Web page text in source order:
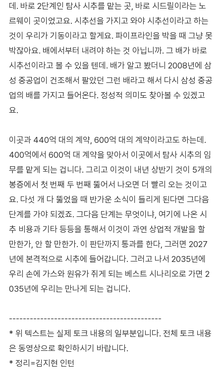
데. 바로 2단계인 탐사 시추를 맡는 곳, 바로 시드릴이라는 노
르웨이 곳이었고요. 시추선을 가지고 와야 시추선이라고 하는
것이 우리가 기동이라고 할게요. 파이프라인을 박을 때 그냥 못
박잖아요. 배에서부터 내려야 하는 것 아닙니까. 그 배가 바로
시추선이라고 볼 수 있을 텐데. 배가 알고 봤더니 2008년에 삼
성 중공업이 건조해서 팔았던 그런 배라고 해서 다시 삼성 중공
업의 배를 가지고 들어온다. 정성적 의미도 찾아볼 수 있겠고
요.
이곳과 440억 대의 계약, 600억 대의 계약이라고도 하는데.
400억에서 600억 대 계약을 맞아서 이곳에서 탐사 시추의 임
무를 맡게 되는 겁니다. 그리고 이것이 내년 상반기 것이 5개의
봉증에서 첫 번째 두 번째 뚫어서 나오면 더 빨리 오는 것이고
요. 다섯 개 다 뚫었을 때 반가운 소식이 들리게 된다면 그다음
단계를 가야 되겠죠. 그다음 단계는 무엇이냐, 여기에 나온 시
추 비용과 기타 등등을 통해서 이것이 과연 상업적 개발을 할
만한가, 안 할 만한가. 이 판단까지 통과를 한다, 그러면 2027
년에 본격적으로 시추에 들어갑니다. 그러고 나서 2035년에
우리 손에 가스와 원유가 쥐게 되는 베스트 시나리오로 가면 2
035년에 우리는 만나게 되는 겁니다.
--------------------------------------------
* 위 텍스트는 실제 토크 내용의 일부분입니다. 전체 토크 내용
은 동영상으로 확인하시기 바랍니다.
* 정리=김지현 인턴